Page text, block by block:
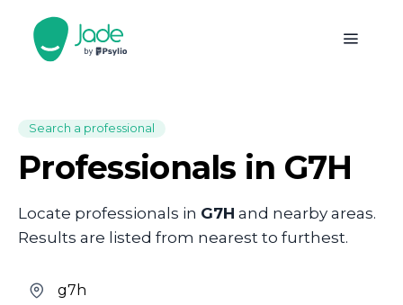
Search a professional
Professionals in G7H
Locate professionals in G7H and nearby areas.
Results are listed from nearest to furthest.